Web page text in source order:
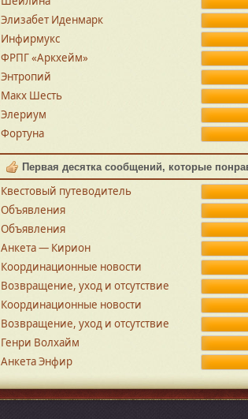
Элизабет Иденмарк
Инфирмукс
ФРПГ «Аркхейм»
Энтропий
Макх Шесть
Элериум
Фортуна
Первая десятка сообщений, которые
Квестовый путеводитель
Объявления
Объявления
Анкета — Кирион
Координационные новости
Возвращение, уход и отсутствие
Координационные новости
Возвращение, уход и отсутствие
Генри Волхайм
Анкета Энфир